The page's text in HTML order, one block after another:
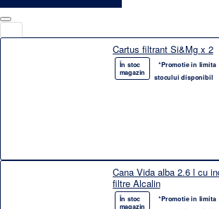
Cartus filtrant Si&Mg x 2
În stoc
magazin
*Promotie in limita
stocului disponibil
Cana Vida alba 2.6 l cu
filtre Alcalin
În stoc
magazin
*Promotie in limita